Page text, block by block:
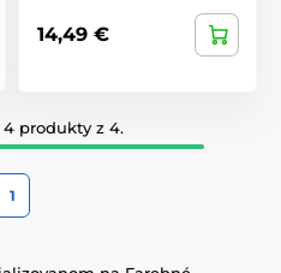
14,49 €
produkty z 4.
1